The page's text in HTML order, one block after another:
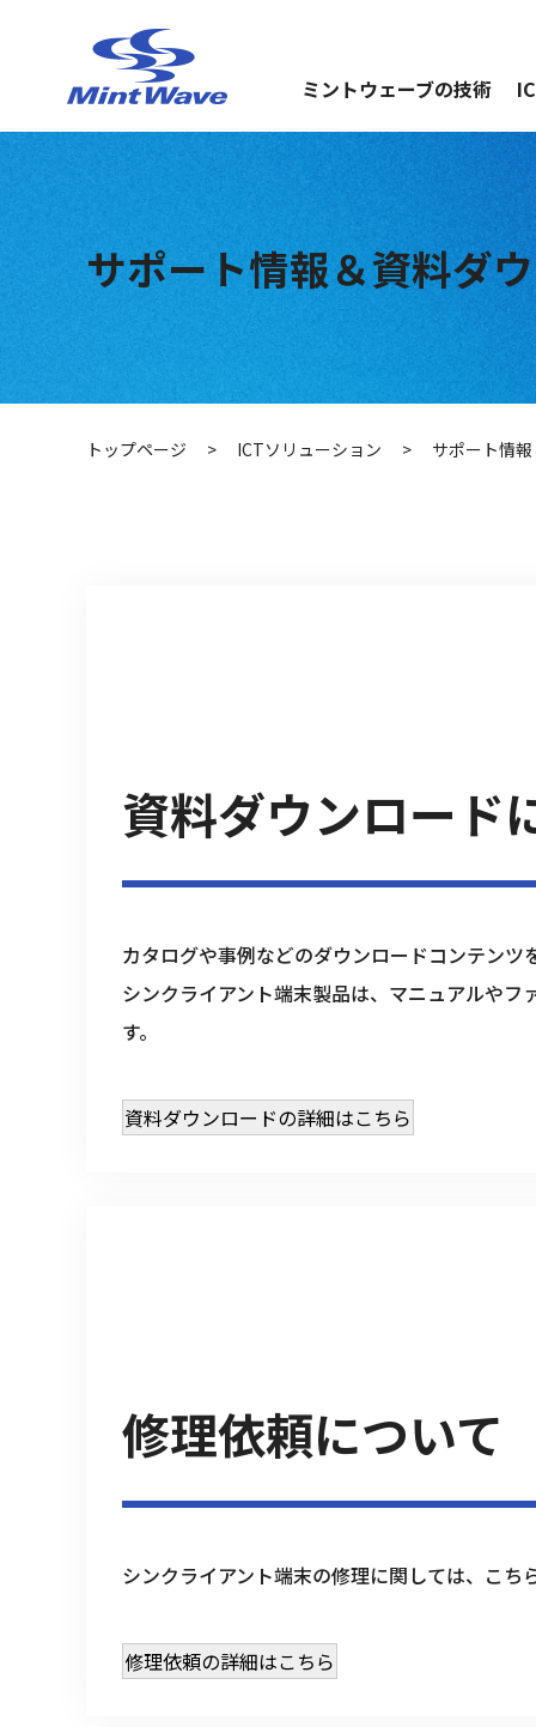
ミントウェーブの技術
サポート情報＆資料ダ
トップページ > ICTソリューション > サポート情
資料ダウンロード
カタログや事例などのダウンロードコンテンツ
シンクライアント端末製品は、マニュアルや
す。
資料ダウンロードの詳細はこちら
修理依頼について
シンクライアント端末の修理に関しては、こち
修理依頼の詳細はこちら